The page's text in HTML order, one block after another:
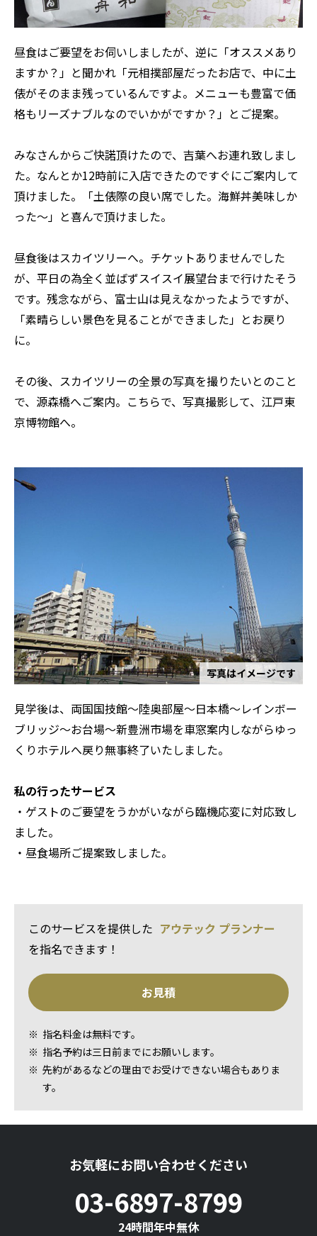
昼食はご要望をお伺いしましたが、逆に「オススメあり
ますか？」と聞かれ「元相撲部屋だったお店で、中に土
俵がそのまま残っているんですよ。メニューも豊富で価
格もリーズナブルなのでいかがですか？」とご提案。
みなさんからご快諾頂けたので、吉葉へお連れ致しまし
た。なんとか12時前に入店できたのですぐにご案内して
頂けました。「土俵際の良い席でした。海鮮丼美味しか
った〜」と喜んで頂けました。
昼食後はスカイツリーへ。チケットありませんでした
が、平日の為全く並ばずスイスイ展望台まで行けたそう
です。残念ながら、富士山は見えなかったようですが、
「素晴らしい景色を見ることができました」とお戻り
に。
その後、スカイツリーの全景の写真を撮りたいとのこと
で、源森橋へご案内。こちらで、写真撮影して、江戸東
京博物館へ。
写真はイメージです
見学後は、両国国技館〜陸奥部屋〜日本橋～レインボー
ブリッジ～お台場～新豊洲市場を車窓案内しながらゆっ
くりホテルへ戻り無事終了いたしました。
私の行ったサービス
・ゲストのご要望をうかがいながら臨機応変に対応致し
ました。
・昼食場所ご提案致しました。
このサービスを提供した アウテック プランナー
を指名できます！
お見積
指名料金は無料です。
指名予約は三日前までにお願いします。
先約があるなどの理由でお受けできない場合もありま
す。
お気軽にお問い合わせください
03-6897-8799
24時間年中無休